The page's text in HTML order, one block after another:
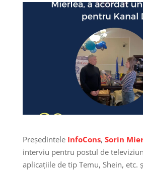
Președintele InfoCons, Sorin
interviu pentru postul de
aplicațiile de tip Temu, Shein, etc.